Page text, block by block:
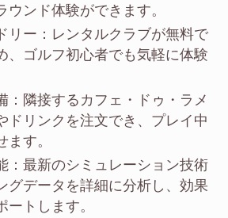
ウンド体験ができます。
リー：レンタルクラブが無料で
、ゴルフ初心者でも気軽に体験
：隣接するカフェ・ドゥ・ラメ
ドリンクを注文でき、プレイ中
ます。
：最新のシミュレーション技術
グデータを詳細に分析し、効果
ートします。